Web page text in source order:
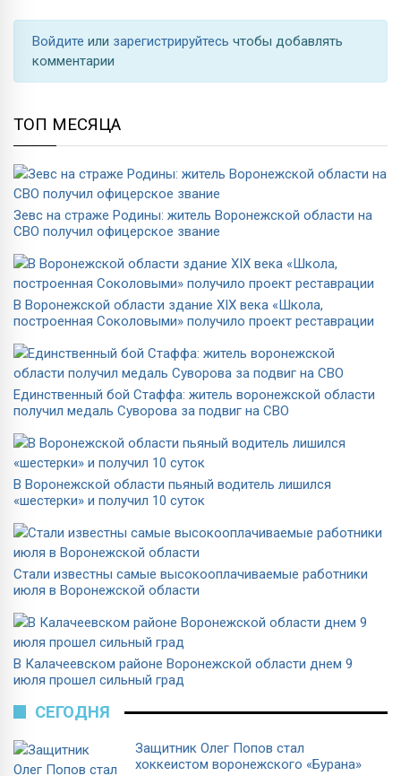
Войдите или зарегистрируйтесь чтобы добавлять
комментарии
ТОП МЕСЯЦА
Зевс на страже Родины: житель Воронежской области на
СВО получил офицерское звание
В Воронежской области здание XIX века «Школа,
построенная Соколовыми» получило проект реставрации
Единственный бой Стаффа: житель воронежской области
получил медаль Суворова за подвиг на СВО
В Воронежской области пьяный водитель лишился
«шестерки» и получил 10 суток
Стали известны самые высокооплачиваемые работники
июля в Воронежской области
В Калачеевском районе Воронежской области днем 9
июля прошел сильный град
СЕГОДНЯ
Защитник Олег Попов стал
хоккеистом воронежского «Бурана»